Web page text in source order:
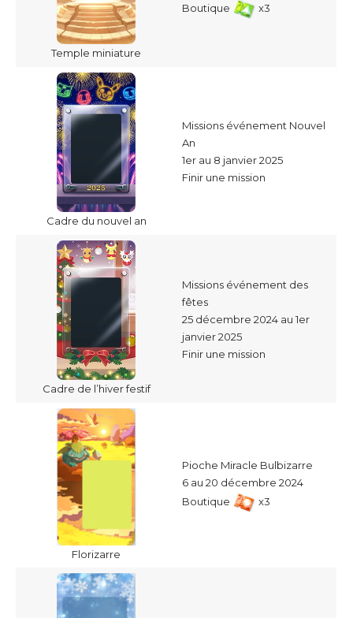
Temple miniature
Boutique
x3
Cadre du nouvel an
Missions événement Nouvel
An
1er au 8 janvier 2025
Finir une mission
Cadre de l’hiver festif
Missions événement des
fêtes
25 décembre 2024 au 1er
janvier 2025
Finir une mission
Florizarre
Pioche Miracle Bulbizarre
6 au 20 décembre 2024
Boutique
x3